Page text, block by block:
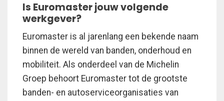
Is Euromaster jouw volgende
werkgever?
Euromaster is al jarenlang een bekende naam
binnen de wereld van banden, onderhoud en
mobiliteit. Als onderdeel van de Michelin
Groep behoort Euromaster tot de grootste
banden- en autoserviceorganisaties van